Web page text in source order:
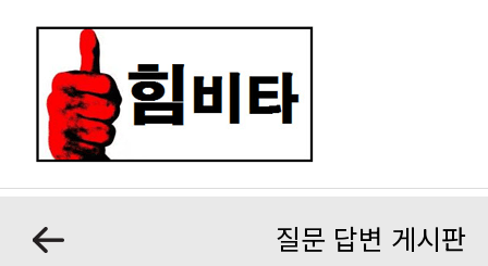
질문 답변 게시판